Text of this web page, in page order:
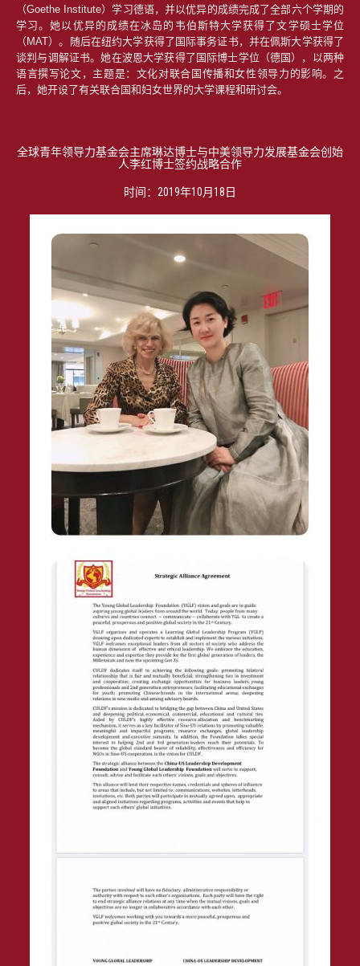
（Goethe Institute）学习德语，并以优异的成绩完成了全部六个学期的
学习。她以优异的成绩在冰岛的韦伯斯特大学获得了文学硕士学位
（MAT）。随后在纽约大学获得了国际事务证书，并在佩斯大学获得了
谈判与调解证书。她在波恩大学获得了国际博士学位（德国），以两种
语言撰写论文，主题是：文化对联合国传播和女性领导力的影响。之
后，她开设了有关联合国和妇女世界的大学课程和研讨会。
全球青年领导力基金会主席琳达博士与中美领导力发展基金会创始
人李红博士签约战略合作
时间：2019年10月18日